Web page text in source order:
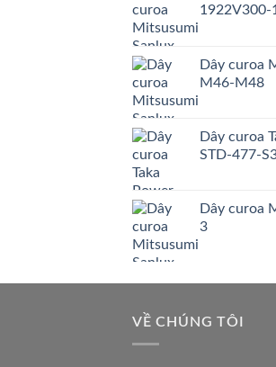
1922V300-
Dây curoa
M46-M48
Dây curoa
STD-477-
Dây curoa
3
VỀ CHÚNG TÔI